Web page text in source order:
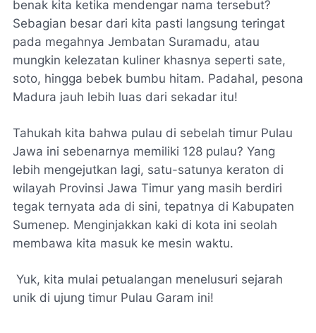
benak kita ketika mendengar nama tersebut?
Sebagian besar dari kita pasti langsung teringat
pada megahnya Jembatan Suramadu, atau
mungkin kelezatan kuliner khasnya seperti sate,
soto, hingga bebek bumbu hitam. Padahal, pesona
Madura jauh lebih luas dari sekadar itu!
Tahukah kita bahwa pulau di sebelah timur Pulau
Jawa ini sebenarnya memiliki 128 pulau? Yang
lebih mengejutkan lagi, satu-satunya keraton di
wilayah Provinsi Jawa Timur yang masih berdiri
tegak ternyata ada di sini, tepatnya di Kabupaten
Sumenep. Menginjakkan kaki di kota ini seolah
membawa kita masuk ke mesin waktu.
Yuk, kita mulai petualangan menelusuri sejarah
unik di ujung timur Pulau Garam ini!